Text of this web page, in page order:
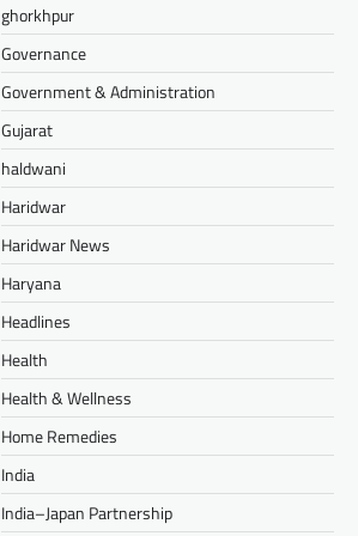
ghorkhpur
Governance
Government & Administration
Gujarat
haldwani
Haridwar
Haridwar News
Haryana
Headlines
Health
Health & Wellness
Home Remedies
India
India–Japan Partnership